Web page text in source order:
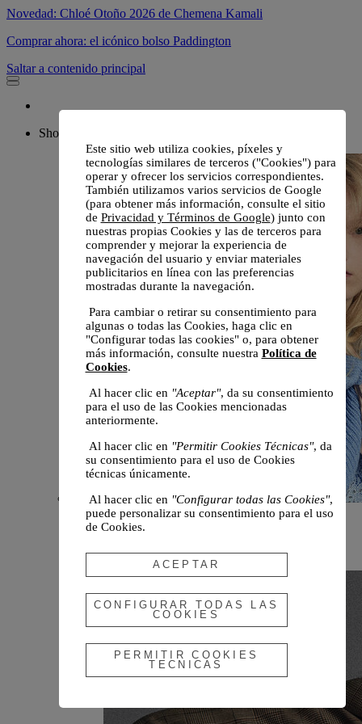
Novedad: Chloé Otoño 2026 de Chemena Kamali
Comprar ahora: el icónico bolso Paddington
Saltar a contenido principal
Shop
Novedades
Otoño 2026
Este sitio web utiliza cookies, píxeles y
tecnologías similares de terceros ("Cookies") para
operar y ofrecer los servicios correspondientes.
También utilizamos varios servicios de Google
(para obtener más información, consulte el sitio
de Privacidad y Términos de Google) junto con
nuestras propias Cookies y las de terceros para
comprender y mejorar la experiencia de
navegación del usuario y enviar materiales
publicitarios en línea con las preferencias
mostradas durante la navegación.
Para cambiar o retirar su consentimiento para
algunas o todas las Cookies, haga clic en
"Configurar todas las cookies" o, para obtener
más información, consulte nuestra Política de
Cookies.
Al hacer clic en "Aceptar", da su consentimiento
para el uso de las Cookies mencionadas
anteriormente.
Al hacer clic en "Permitir Cookies Técnicas", da
su consentimiento para el uso de Cookies
técnicas únicamente.
Al hacer clic en "Configurar todas las Cookies",
puede personalizar su consentimiento para el uso
de Cookies.
ACEPTAR
CONFIGURAR TODAS LAS
COOKIES
PERMITIR COOKIES
TECNICAS